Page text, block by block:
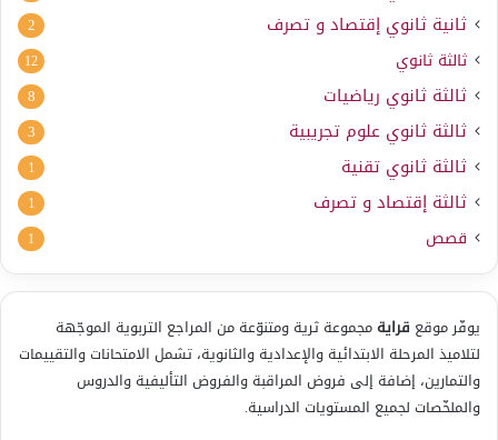
ثانية ثانوي إقتصاد و تصرف 2
ثالثة ثانوي 12
ثالثة ثانوي رياضيات 8
ثالثة ثانوي علوم تجريبية 3
ثالثة ثانوي تقنية 1
ثالثة إقتصاد و تصرف 1
قصص 1
يوفّر موقع قرايةمجموعة ثرية ومتنوّعة من المراجع التربوية الموجّهة
لتلاميذ المرحلة الابتدائية والإعدادية والثانوية، تشمل الامتحانات والتقييمات
والتمارين، إضافة إلى فروض المراقبة والفروض التأليفية والدروس
والملخّصات لجميع المستويات الدراسية.